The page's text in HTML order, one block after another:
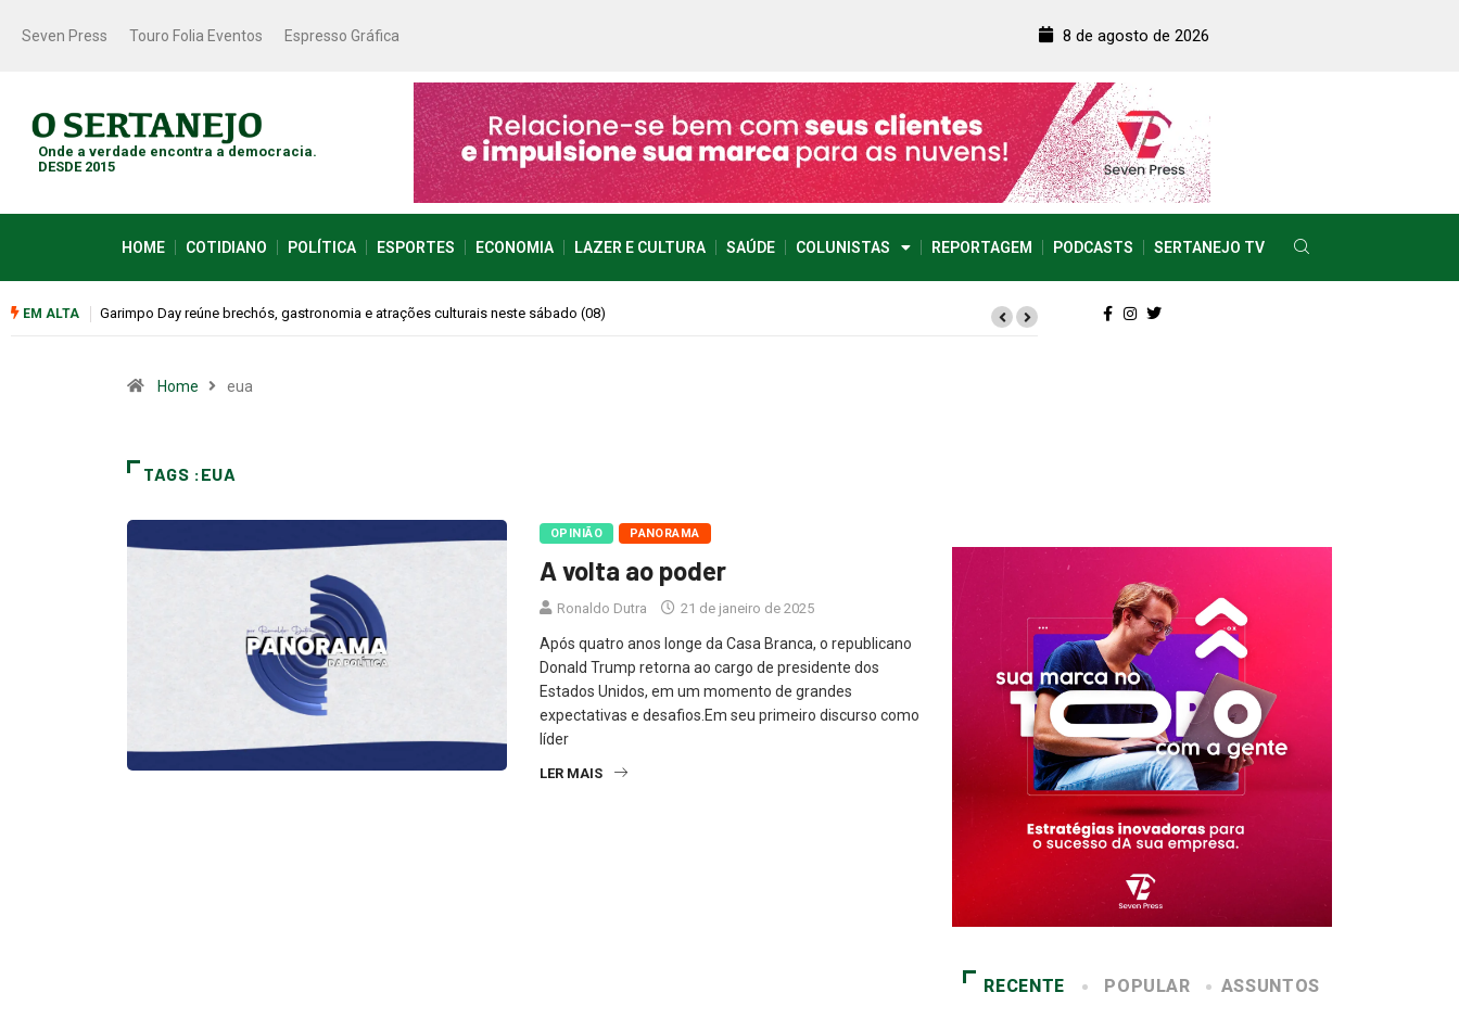
Seven Press Touro Folia Eventos Espresso Gráfica 8 de agosto de 2026
Onde a verdade encontra a democracia.
DESDE 2015
HOME COTIDIANO POLÍTICA ESPORTES ECONOMIA LAZER E CULTURA SAÚDE COLUNISTAS REPORTAGEM PODCASTS SERTANEJO TV
EM ALTA Garimpo Day reúne brechós, gastronomia e atrações culturais neste sábado (08)
Home eua
TAGS :EUA
OPINIÃO PANORAMA
A volta ao poder
Ronaldo Dutra 21 de janeiro de 2025
Após quatro anos longe da Casa Branca, o republicano
Donald Trump retorna ao cargo de presidente dos
Estados Unidos, em um momento de grandes
expectativas e desafios.Em seu primeiro discurso como
líder
LER MAIS
RECENTE POPULAR ASSUNTOS